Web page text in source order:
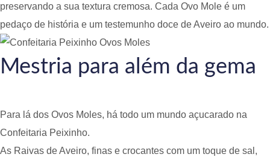
preservando a sua textura cremosa. Cada Ovo Mole é um
pedaço de história e um testemunho doce de Aveiro ao mundo.
Mestria para além da gema
Para lá dos Ovos Moles, há todo um mundo açucarado na
Confeitaria Peixinho.
As Raivas de Aveiro, finas e crocantes com um toque de sal,